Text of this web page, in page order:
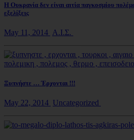
Η Ουκρανία δεν είναι αιτία παγκοσμίου
εξελίξεις
May 11, 2014 Α.Ι.Σ.
Ξυπνήστε … Έρχονται !!!
May 22, 2014 Uncategorized